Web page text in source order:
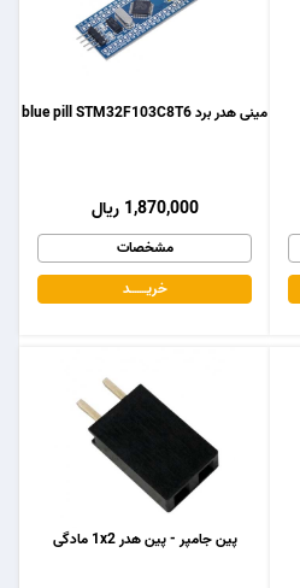
مینی هدر برد blue pill STM32F103C8T6
1,870,000 ریال
مشخصات
خریـــــــد
پین جامپر - پین هدر 1x2 مادگی